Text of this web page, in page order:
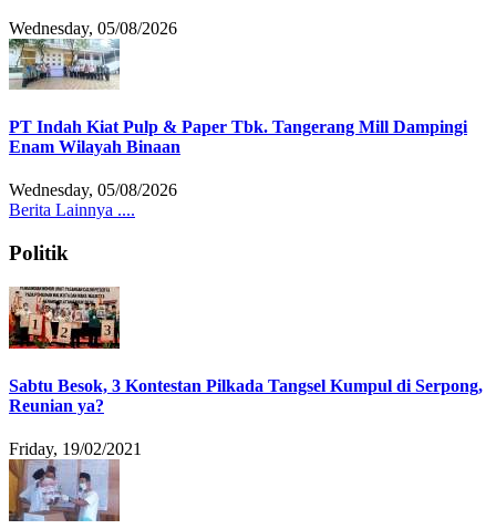
Wednesday, 05/08/2026
PT Indah Kiat Pulp & Paper Tbk. Tangerang Mill Dampingi
Enam Wilayah Binaan
Wednesday, 05/08/2026
Berita Lainnya ....
Politik
Sabtu Besok, 3 Kontestan Pilkada Tangsel Kumpul di Serpong,
Reunian ya?
Friday, 19/02/2021